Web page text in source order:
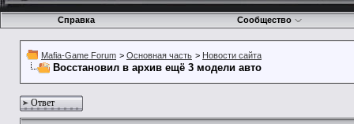
Справка Сообщество
Mafia-Game Forum > Основная часть > Новости сайта
Восстановил в архив ещё 3 модели авто
Ответ